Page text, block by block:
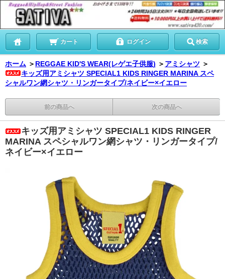
カート ログイン 検索
ホーム ＞ REGGAE KID'S WEAR(レゲエ子供服) ＞ アミシャツ ＞
キッズ用アミシャツ SPECIAL1 KIDS RINGER MARINA スペ
シャルワン網シャツ・リンガータイプ/ネイビー×イエロー
前の商品へ 次の商品へ
キッズ用アミシャツ SPECIAL1 KIDS RINGER
MARINA スペシャルワン網シャツ・リンガータイプ/
ネイビー×イエロー